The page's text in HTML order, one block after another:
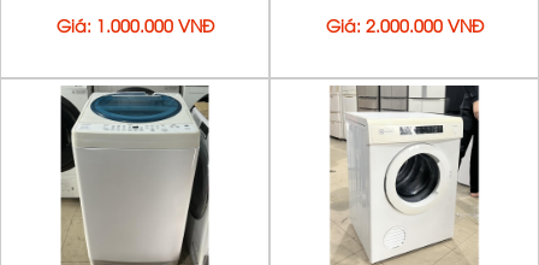
Giá: 1.000.000 VNĐ Giá: 2.000.000 VNĐ